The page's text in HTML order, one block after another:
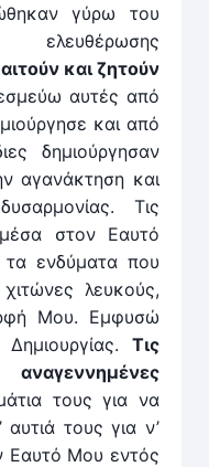
γύρω του
και ζητούν
αυτές από
και από
δημιούργησαν
αγανάκτηση και
Τις
στον Εαυτό
ενδύματα που
λευκούς,
Μου. Εμφυσώ
Τις
τους για να
τους για ν’
Εαυτό Μου εντός